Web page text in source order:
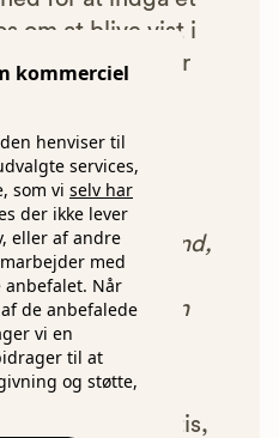
kommerciel
henviser til
services,
som vi selv har
der ikke lever
eller af andre
med
anbefalet. Når
de anbefalede
vi en
til at
og støtte,
om at blive vist i
Bedemænd der
til vores krav,
ikke har
med os, vil
anbefalinger.
en bedemand,
anbefalet og
bedemanden
henvisning.
henvisninger
er gratis,